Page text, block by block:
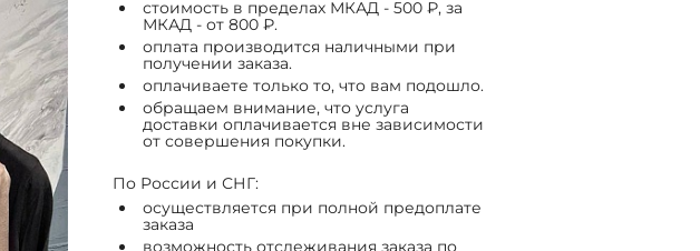
стоимость в пределах МКАД - 500 ₽, за
МКАД - от 800 ₽.
оплата производится наличными при
получении заказа.
оплачиваете только то, что вам подошло.
обращаем внимание, что услуга
доставки оплачивается вне зависимости
от совершения покупки.
По России и СНГ:
осуществляется при полной предоплате
заказа
возможность отслеживания заказа по